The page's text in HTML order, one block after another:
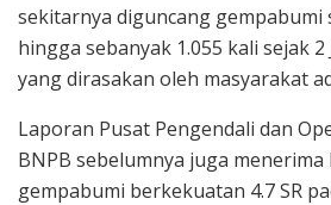
sekitarnya diguncang
hingga sebanyak 1.055 kali sejak 2
yang dirasakan oleh masyarakat
Laporan Pusat Pengendali dan
BNPB sebelumnya juga
gempabumi berkekuatan 4.7 SR